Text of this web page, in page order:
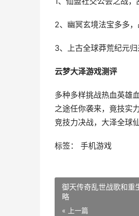
2、幽冥玄境法宝多多
3、上古全球莽荒纪元
云梦大泽游戏测评
多种多样挑战热血英雄
之途任你袭来，竟技实
竞技力决战，大泽全球
标签： 手机游戏
御天传奇乱世战歌和重
略
« 上一篇